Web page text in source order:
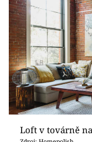
Zahrada
Design
Sledujte
Přihlášení
Loft v továrně